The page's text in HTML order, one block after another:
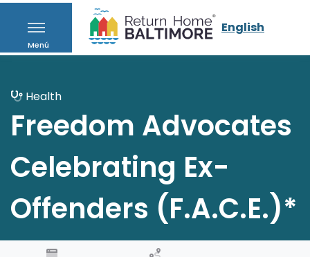
Menú
English
Health
Freedom Advocates
Celebrating Ex-
Offenders (F.A.C.E.)*